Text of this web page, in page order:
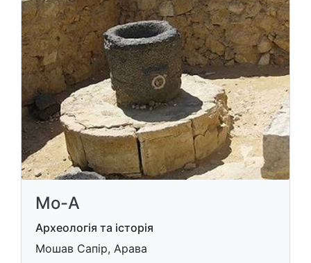
Мо-А
Археологія та історія
Мошав Сапір, Арава